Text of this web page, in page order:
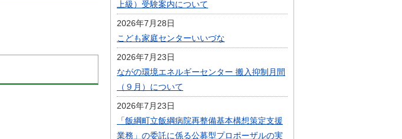
上級）受験案内について
2026年7月28日
こども家庭センターいいづな
2026年7月23日
ながの環境エネルギーセンター 搬入抑制月間
（９月）について
2026年7月23日
「飯綱町立飯綱病院再整備基本構想策定支援
業務」の委託に係る公募型プロポーザルの実